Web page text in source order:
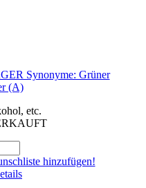
Synonyme: Grüner
(A)
etc.
hinzufügen!